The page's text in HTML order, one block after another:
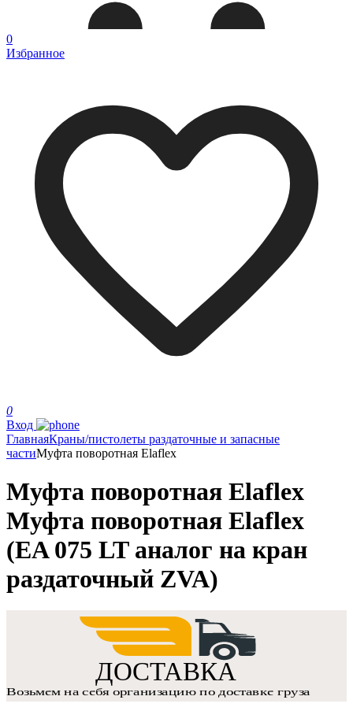
0
Избранное
0
Вход
ГлавнаяКраны/пистолеты раздаточные и запасные
частиМуфта поворотная Elaflex
Муфта поворотная Elaflex
Муфта поворотная Elaflex
(EA 075 LT аналог на кран
раздаточный ZVA)